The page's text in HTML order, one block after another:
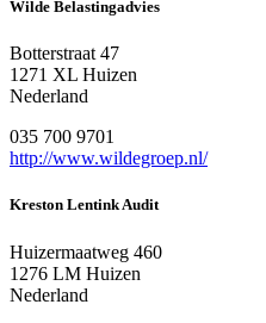
Wilde Belastingadvies
Botterstraat 47
1271 XL Huizen
Nederland
035 700 9701
http://www.wildegroep.nl/
Kreston Lentink Audit
Huizermaatweg 460
1276 LM Huizen
Nederland